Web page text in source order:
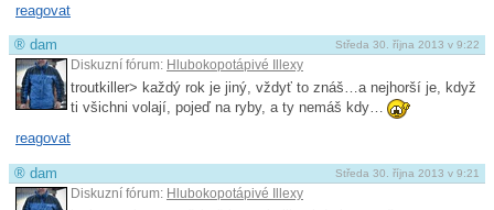
reagovat
Středa 30. října 2013 v 9:22
® dam
Diskuzní fórum: Hlubokopotápivé Illexy
troutkiller> každý rok je jiný, vždyť to znáš…a nejhorší je, když
ti všichni volají, pojeď na ryby, a ty nemáš kdy…
reagovat
Středa 30. října 2013 v 9:21
® dam
Diskuzní fórum: Hlubokopotápivé Illexy